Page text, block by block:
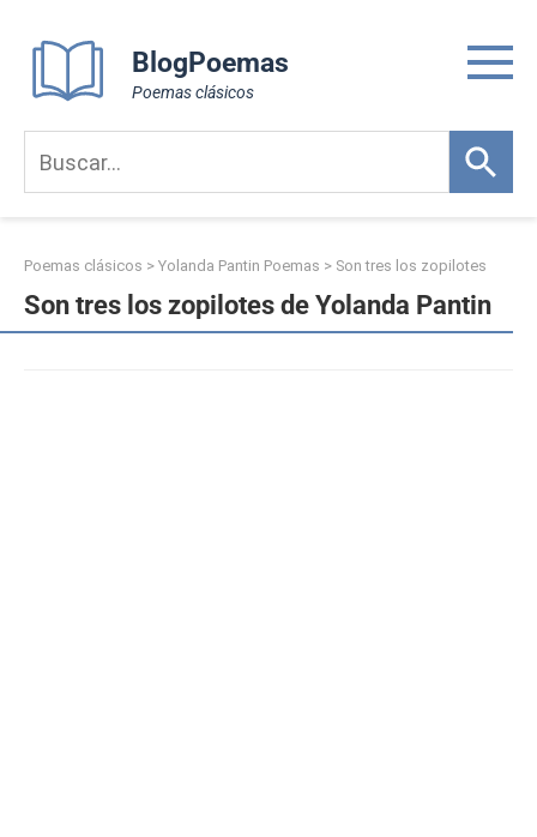
content
BlogPoemas
Poemas clásicos
Poemas clásicos > Yolanda Pantin Poemas > Son tres los zopilotes
Son tres los zopilotes de Yolanda Pantin